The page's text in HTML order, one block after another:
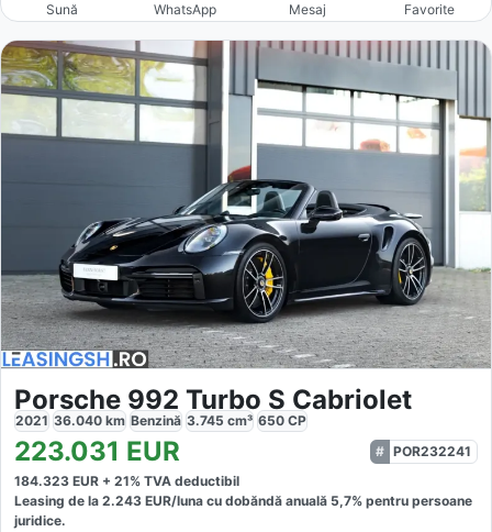
Sună WhatsApp Mesaj Favorite
Porsche 992 Turbo S Cabriolet
2021 36.040 km Benzină 3.745 cm³ 650 CP
223.031 EUR
POR232241
184.323 EUR + 21% TVA deductibil
Leasing de la 2.243 EUR/luna cu dobăndă anuală 5,7% pentru persoane
juridice.